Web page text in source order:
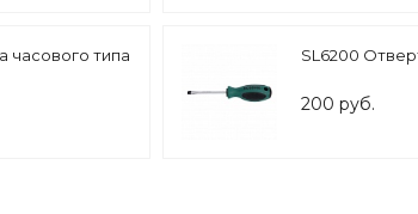
часового типа SL6200
200 руб.